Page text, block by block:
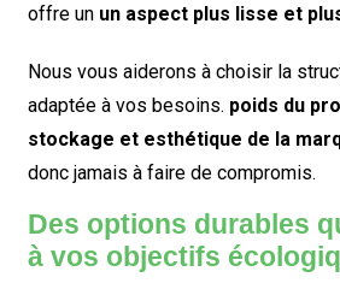
offre un un aspect plus lisse et
Nous vous aiderons à choisir la
adaptée à vos besoins. poids du
stockage et esthétique de la
donc jamais à faire de compromis.
Des options durables
à vos objectifs